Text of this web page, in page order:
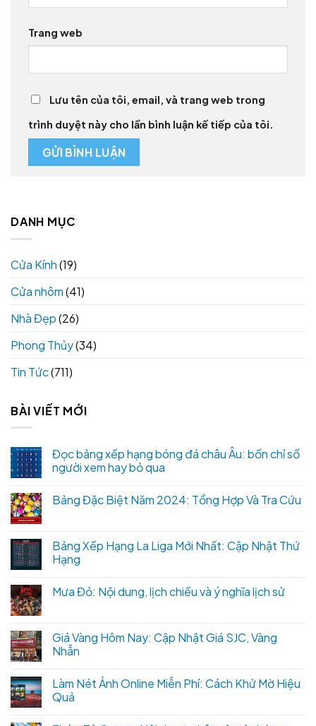
Trang web
Lưu tên của tôi, email, và trang web trong
trình duyệt này cho lần bình luận kế tiếp của tôi.
DANH MỤC
Cửa Kính(19)
Cửa nhôm(41)
Nhà Đẹp(26)
Phong Thủy(34)
Tin Tức(711)
BÀI VIẾT MỚI
Đọc bảng xếp hạng bóng đá châu Âu: bốn chỉ số
người xem hay bỏ qua
Bảng Đặc Biệt Năm 2024: Tổng Hợp Và Tra Cứu
Bảng Xếp Hạng La Liga Mới Nhất: Cập Nhật Thứ
Hạng
Mưa Đỏ: Nội dung, lịch chiếu và ý nghĩa lịch sử
Giá Vàng Hôm Nay: Cập Nhật Giá SJC, Vàng
Nhẫn
Làm Nét Ảnh Online Miễn Phí: Cách Khử Mờ Hiệu
Quả